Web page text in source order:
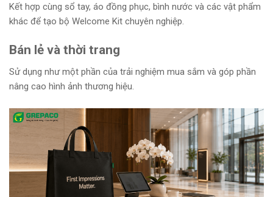
Kết hợp cùng sổ tay, áo đồng phục, bình nước và các vật phẩm
khác để tạo bộ Welcome Kit chuyên nghiệp.
Bán lẻ và thời trang
Sử dụng như một phần của trải nghiệm mua sắm và góp phần
nâng cao hình ảnh thương hiệu.